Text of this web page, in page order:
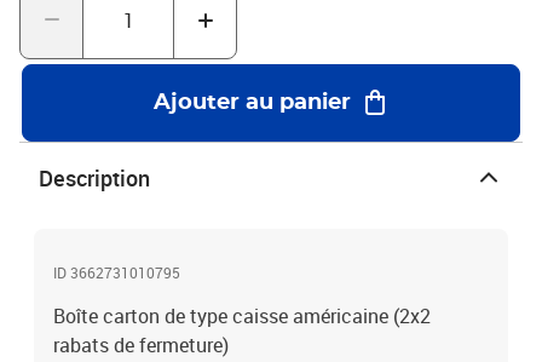
Ajouter au panier
Description
ID 3662731010795
Boîte carton de type caisse américaine (2x2
rabats de fermeture)